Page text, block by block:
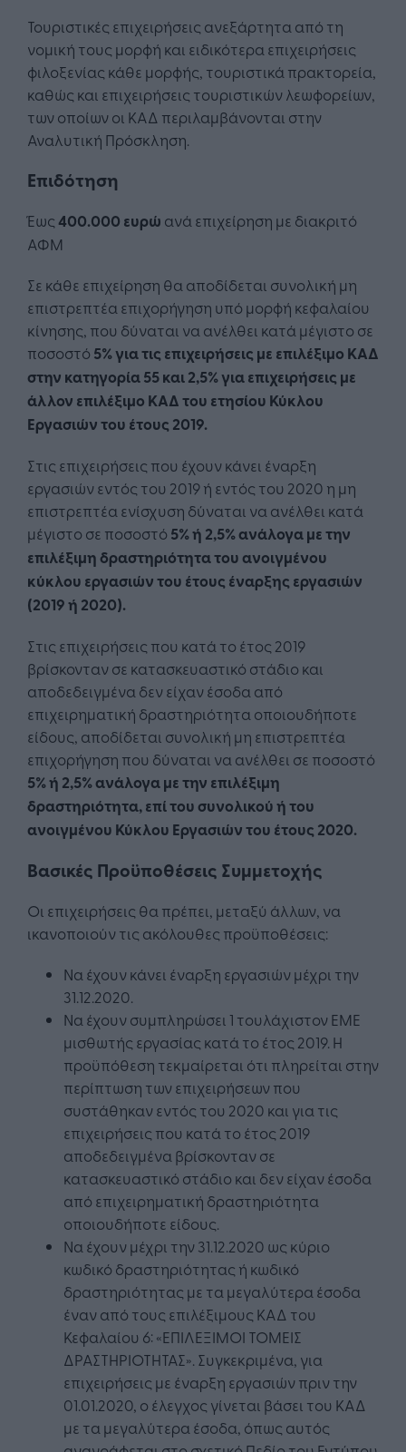
Τουριστικές επιχειρήσεις ανεξάρτητα από τη
νομική τους μορφή και ειδικότερα επιχειρήσεις
φιλοξενίας κάθε μορφής, τουριστικά πρακτορεία,
καθώς και επιχειρήσεις τουριστικών λεωφορείων,
των οποίων οι ΚΑΔ περιλαμβάνονται στην
Αναλυτική Πρόσκληση.
Επιδότηση
Έως 400.000 ευρώ ανά επιχείρηση με διακριτό
ΑΦΜ
Σε κάθε επιχείρηση θα αποδίδεται συνολική μη
επιστρεπτέα επιχορήγηση υπό μορφή κεφαλαίου
κίνησης, που δύναται να ανέλθει κατά μέγιστο σε
ποσοστό 5% για τις επιχειρήσεις με επιλέξιμο ΚΑΔ
στην κατηγορία 55 και 2,5% για επιχειρήσεις με
άλλον επιλέξιμο ΚΑΔ του ετησίου Κύκλου
Εργασιών του έτους 2019.
Στις επιχειρήσεις που έχουν κάνει έναρξη
εργασιών εντός του 2019 ή εντός του 2020 η μη
επιστρεπτέα ενίσχυση δύναται να ανέλθει κατά
μέγιστο σε ποσοστό 5% ή 2,5% ανάλογα με την
επιλέξιμη δραστηριότητα του ανοιγμένου
κύκλου εργασιών του έτους έναρξης εργασιών
(2019 ή 2020).
Στις επιχειρήσεις που κατά το έτος 2019
βρίσκονταν σε κατασκευαστικό στάδιο και
αποδεδειγμένα δεν είχαν έσοδα από
επιχειρηματική δραστηριότητα οποιουδήποτε
είδους, αποδίδεται συνολική μη επιστρεπτέα
επιχορήγηση που δύναται να ανέλθει σε ποσοστό
5% ή 2,5% ανάλογα με την επιλέξιμη
δραστηριότητα, επί του συνολικού ή του
ανοιγμένου Κύκλου Εργασιών του έτους 2020.
Βασικές Προϋποθέσεις Συμμετοχής
Οι επιχειρήσεις θα πρέπει, μεταξύ άλλων, να
ικανοποιούν τις ακόλουθες προϋποθέσεις:
Να έχουν κάνει έναρξη εργασιών μέχρι την
31.12.2020.
Να έχουν συμπληρώσει 1 τουλάχιστον ΕΜΕ
μισθωτής εργασίας κατά το έτος 2019. Η
προϋπόθεση τεκμαίρεται ότι πληρείται στην
περίπτωση των επιχειρήσεων που
συστάθηκαν εντός του 2020 και για τις
επιχειρήσεις που κατά το έτος 2019
αποδεδειγμένα βρίσκονταν σε
κατασκευαστικό στάδιο και δεν είχαν έσοδα
από επιχειρηματική δραστηριότητα
οποιουδήποτε είδους.
Να έχουν μέχρι την 31.12.2020 ως κύριο
κωδικό δραστηριότητας ή κωδικό
δραστηριότητας με τα μεγαλύτερα έσοδα
έναν από τους επιλέξιμους ΚΑΔ του
Κεφαλαίου 6: «ΕΠΙΛΕΞΙΜΟΙ ΤΟΜΕΙΣ
ΔΡΑΣΤΗΡΙΟΤΗΤΑΣ». Συγκεκριμένα, για
επιχειρήσεις με έναρξη εργασιών πριν την
01.01.2020, ο έλεγχος γίνεται βάσει του ΚΑΔ
με τα μεγαλύτερα έσοδα, όπως αυτός